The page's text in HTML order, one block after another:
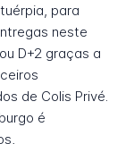
para
neste
D+2 graças a
de Colis Privé.
é